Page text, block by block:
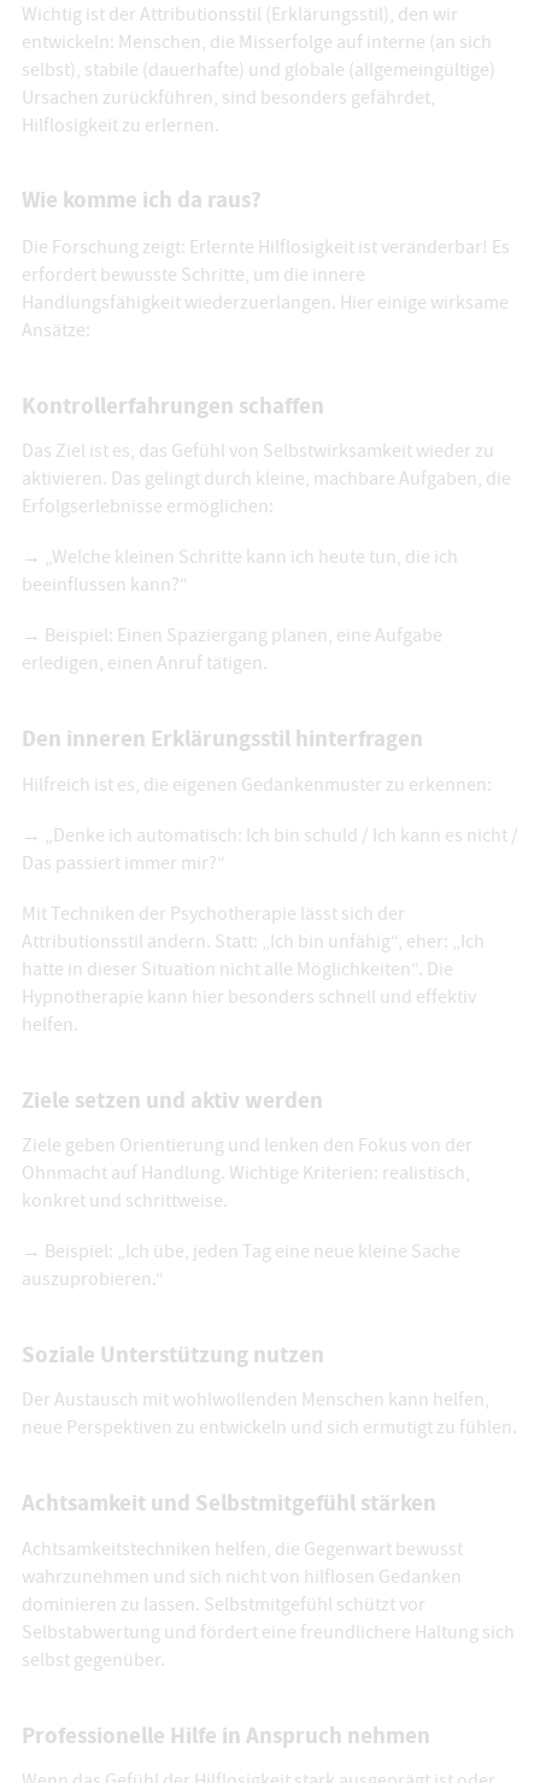
Wichtig ist der Attributionsstil (Erklärungsstil), den wir
entwickeln: Menschen, die Misserfolge auf interne (an sich
selbst), stabile (dauerhafte) und globale (allgemeingültige)
Ursachen zurückführen, sind besonders gefährdet,
Hilflosigkeit zu erlernen.
Wie komme ich da raus?
Die Forschung zeigt: Erlernte Hilflosigkeit ist veränderbar! Es
erfordert bewusste Schritte, um die innere
Handlungsfähigkeit wiederzuerlangen. Hier einige wirksame
Ansätze:
Kontrollerfahrungen schaffen
Das Ziel ist es, das Gefühl von Selbstwirksamkeit wieder zu
aktivieren. Das gelingt durch kleine, machbare Aufgaben, die
Erfolgserlebnisse ermöglichen:
→ „Welche kleinen Schritte kann ich heute tun, die ich
beeinflussen kann?“
→ Beispiel: Einen Spaziergang planen, eine Aufgabe
erledigen, einen Anruf tätigen.
Den inneren Erklärungsstil hinterfragen
Hilfreich ist es, die eigenen Gedankenmuster zu erkennen:
→ „Denke ich automatisch: Ich bin schuld / Ich kann es nicht /
Das passiert immer mir?“
Mit Techniken der Psychotherapie lässt sich der
Attributionsstil ändern. Statt: „Ich bin unfähig“, eher: „Ich
hatte in dieser Situation nicht alle Möglichkeiten“. Die
Hypnotherapie kann hier besonders schnell und effektiv
helfen.
Ziele setzen und aktiv werden
Ziele geben Orientierung und lenken den Fokus von der
Ohnmacht auf Handlung. Wichtige Kriterien: realistisch,
konkret und schrittweise.
→ Beispiel: „Ich übe, jeden Tag eine neue kleine Sache
auszuprobieren.“
Soziale Unterstützung nutzen
Der Austausch mit wohlwollenden Menschen kann helfen,
neue Perspektiven zu entwickeln und sich ermutigt zu fühlen.
Achtsamkeit und Selbstmitgefühl stärken
Achtsamkeitstechniken helfen, die Gegenwart bewusst
wahrzunehmen und sich nicht von hilflosen Gedanken
dominieren zu lassen. Selbstmitgefühl schützt vor
Selbstabwertung und fördert eine freundlichere Haltung sich
selbst gegenüber.
Professionelle Hilfe in Anspruch nehmen